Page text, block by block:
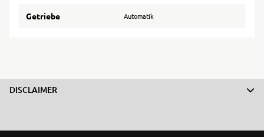
Getriebe Automatik
DISCLAIMER